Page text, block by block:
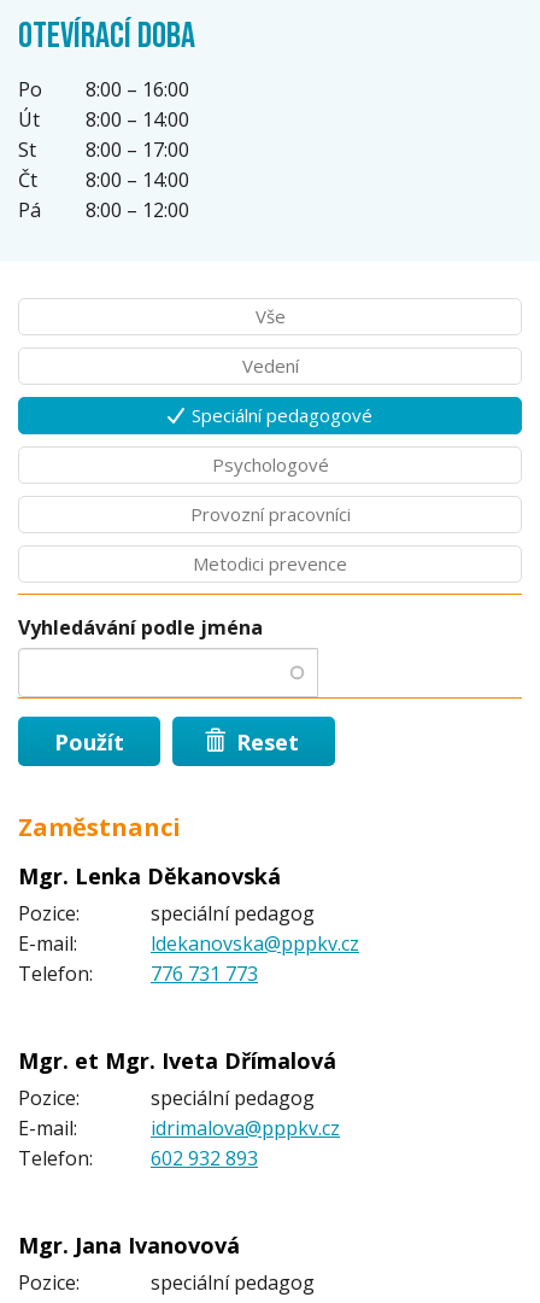
OTEVÍRACÍ DOBA
Po
8:00 – 16:00
Út
8:00 – 14:00
St
8:00 – 17:00
Čt
8:00 – 14:00
Pá
8:00 – 12:00
Vše
Vedení
Speciální pedagogové
Psychologové
Provozní pracovníci
Metodici prevence
Vyhledávání podle jména
Použít Reset
Zaměstnanci
Mgr. Lenka Děkanovská
Pozice:
speciální pedagog
E-mail:
ldekanovska@pppkv.cz
Telefon:
776 731 773
Mgr. et Mgr. Iveta Dřímalová
Pozice:
speciální pedagog
E-mail:
idrimalova@pppkv.cz
Telefon:
602 932 893
Mgr. Jana Ivanovová
Pozice:
speciální pedagog